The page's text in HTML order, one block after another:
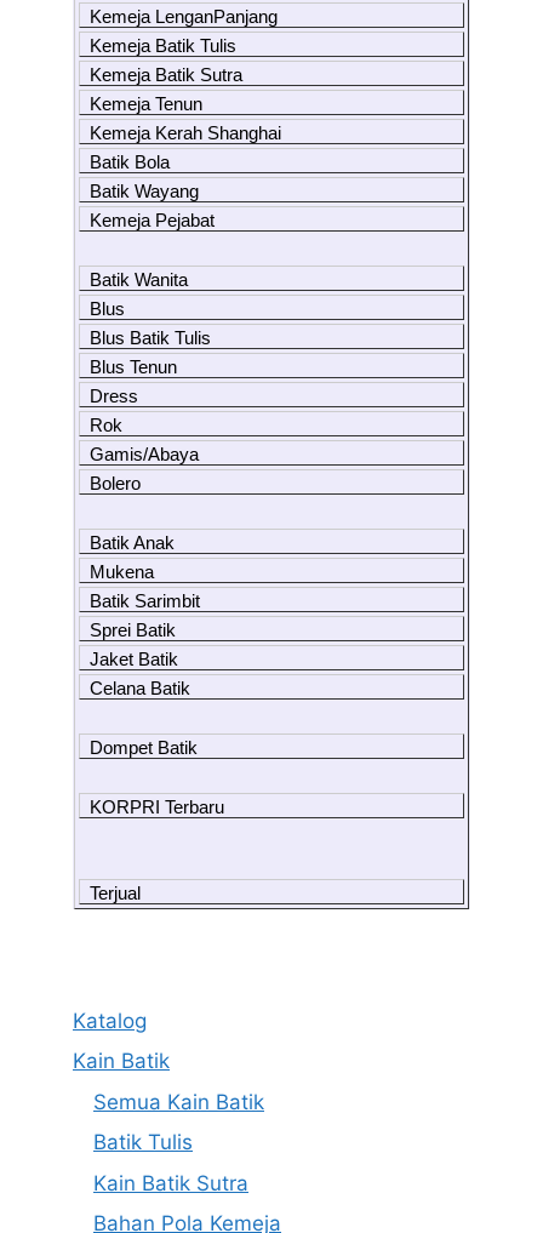
Kemeja LenganPanjang
Kemeja Batik Tulis
Kemeja Batik Sutra
Kemeja Tenun
Kemeja Kerah Shanghai
Batik Bola
Batik Wayang
Kemeja Pejabat
Batik Wanita
Blus
Blus Batik Tulis
Blus Tenun
Dress
Rok
Gamis/Abaya
Bolero
Batik Anak
Mukena
Batik Sarimbit
Sprei Batik
Jaket Batik
Celana Batik
Dompet Batik
KORPRI Terbaru
Terjual
Katalog
Kain Batik
Semua Kain Batik
Batik Tulis
Kain Batik Sutra
Bahan Pola Kemeja